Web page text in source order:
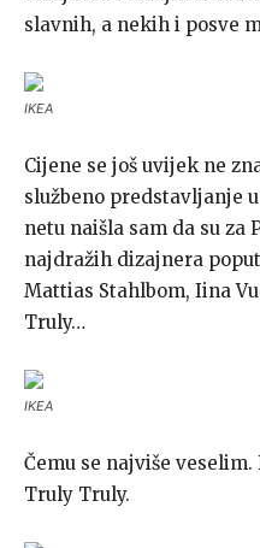
slavnih, a nekih i posve
IKEA
Cijene se još uvijek ne
službeno predstavljanje
netu naišla sam da su
najdražih dizajnera
Mattias Stahlbom, Iina
Truly…
IKEA
Čemu se najviše
Truly Truly.